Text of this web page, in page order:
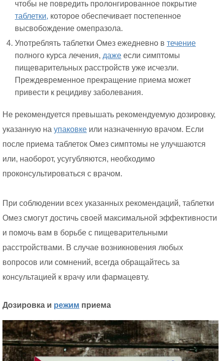
чтобы не повредить пролонгированное покрытие
таблетки, которое обеспечивает постепенное
высвобождение омепразола.
Употреблять таблетки Омез ежедневно в течение
полного курса лечения, даже если симптомы
пищеварительных расстройств уже исчезли.
Преждевременное прекращение приема может
привести к рецидиву заболевания.
Не рекомендуется превышать рекомендуемую дозировку,
указанную на упаковке или назначенную врачом. Если
после приема таблеток Омез симптомы не улучшаются
или, наоборот, усугубляются, необходимо
проконсультироваться с врачом.
При соблюдении всех указанных рекомендаций, таблетки
Омез смогут достичь своей максимальной эффективности
и помочь вам в борьбе с пищеварительными
расстройствами. В случае возникновения любых
вопросов или сомнений, всегда обращайтесь за
консультацией к врачу или фармацевту.
Дозировка и режим приема